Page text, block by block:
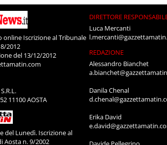
online Iscrizione al Tribunale
2012
del 13/12/2012
11100 AOSTA
del Lunedì. Iscrizione al
Aosta n. 9/2002
DIRETTORE
Luca Mercanti
REDAZIONE
Alessandro Bianchet
Danila Chenal
Erika David